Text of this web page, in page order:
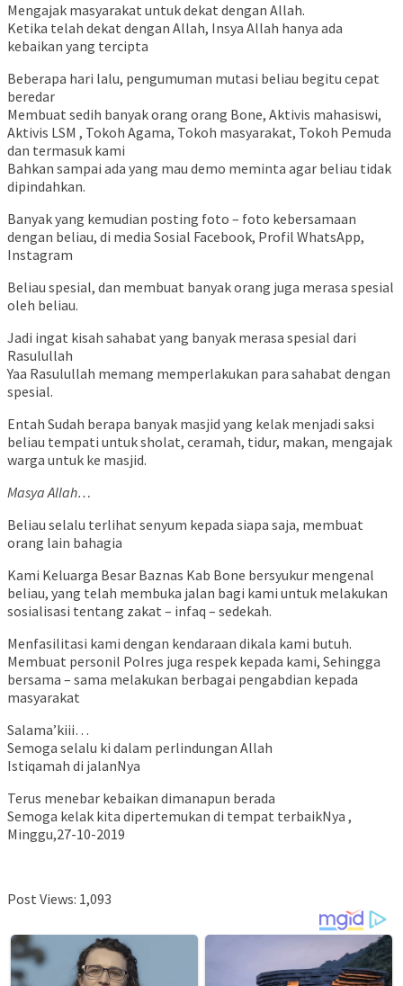
Mengajak masyarakat untuk dekat dengan Allah.
Ketika telah dekat dengan Allah, Insya Allah hanya ada
kebaikan yang tercipta
Beberapa hari lalu, pengumuman mutasi beliau begitu cepat
beredar
Membuat sedih banyak orang orang Bone, Aktivis mahasiswi,
Aktivis LSM , Tokoh Agama, Tokoh masyarakat, Tokoh Pemuda
dan termasuk kami
Bahkan sampai ada yang mau demo meminta agar beliau tidak
dipindahkan.
Banyak yang kemudian posting foto – foto kebersamaan
dengan beliau, di media Sosial Facebook, Profil WhatsApp,
Instagram
Beliau spesial, dan membuat banyak orang juga merasa spesial
oleh beliau.
Jadi ingat kisah sahabat yang banyak merasa spesial dari
Rasulullah
Yaa Rasulullah memang memperlakukan para sahabat dengan
spesial.
Entah Sudah berapa banyak masjid yang kelak menjadi saksi
beliau tempati untuk sholat, ceramah, tidur, makan, mengajak
warga untuk ke masjid.
Masya Allah…
Beliau selalu terlihat senyum kepada siapa saja, membuat
orang lain bahagia
Kami Keluarga Besar Baznas Kab Bone bersyukur mengenal
beliau, yang telah membuka jalan bagi kami untuk melakukan
sosialisasi tentang zakat – infaq – sedekah.
Menfasilitasi kami dengan kendaraan dikala kami butuh.
Membuat personil Polres juga respek kepada kami, Sehingga
bersama – sama melakukan berbagai pengabdian kepada
masyarakat
Salama’kiii…
Semoga selalu ki dalam perlindungan Allah
Istiqamah di jalanNya
Terus menebar kebaikan dimanapun berada
Semoga kelak kita dipertemukan di tempat terbaikNya ,
Minggu,27-10-2019
Post Views: 1,093